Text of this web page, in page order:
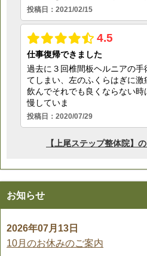
お知らせ
2026年07月13日
10月のお休みのご案内